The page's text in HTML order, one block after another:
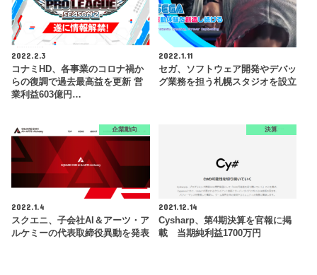
2022.2.3
コナミHD、各事業のコロナ禍か
らの復調で過去最高益を更新 営
業利益603億円…
2022.1.11
セガ、ソフトウェア開発やデバッ
グ業務を担う札幌スタジオを設立
企業動向
2022.1.4
スクエニ、子会社AI＆アーツ・ア
ルケミーの代表取締役異動を発表
決算
2021.12.14
Cysharp、第4期決算を官報に掲
載 当期純利益1700万円